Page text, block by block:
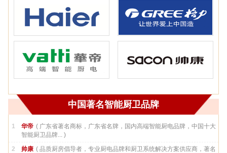
中国著名智能厨卫品牌
1 华帝 ( 广东省著名商标，广东省名牌，国内高端智能厨电品牌，中国十大
智能厨卫品牌... )
2
帅康 ( 品质厨房倡导者，专业厨电品牌和厨卫系统解决方案供应商，著名